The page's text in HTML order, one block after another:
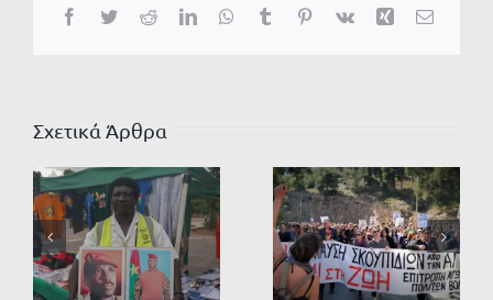
Facebook
TwitterRedditLinkedInWhatsApp
TumblrPinterest
Vk Xing Email
Σχετικά Άρθρα